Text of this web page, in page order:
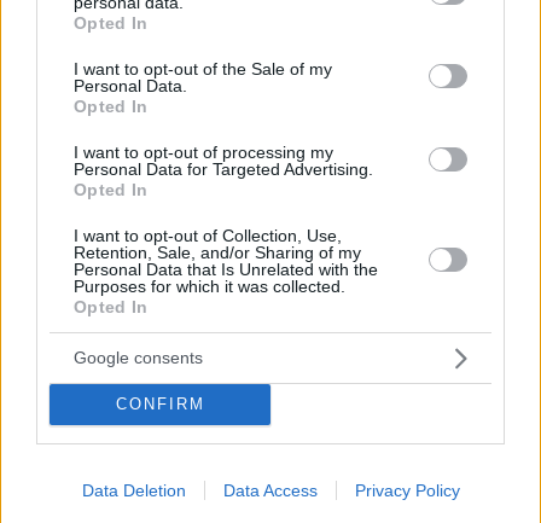
grant or deny consent to Google and its third-party tags to
use your data for below specified purposes in below Google
consent section.
Opted In
I want to opt-out of the Sale of my
Personal Data.
Opted In
I want to opt-out of processing my
Personal Data for Targeted Advertising.
Opted In
I want to opt-out of Collection, Use,
Retention, Sale, and/or Sharing of my
Personal Data that Is Unrelated with the
Purposes for which it was collected.
Opted In
Google consents
CONFIRM
Data Deletion Data Access Privacy Policy
Κωλοτούμπα Κασσελάκη μετά τη διαφωνία Πολάκη για τα
ομόφυλα ζευγάρια - «Δεν θα διαγραφεί όποιος δεν
ψηφίσει» λέει η Αυγέρη